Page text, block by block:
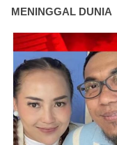
MENINGGAL DUNIA